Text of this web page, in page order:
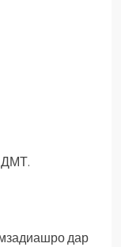
ДМТ.
дар